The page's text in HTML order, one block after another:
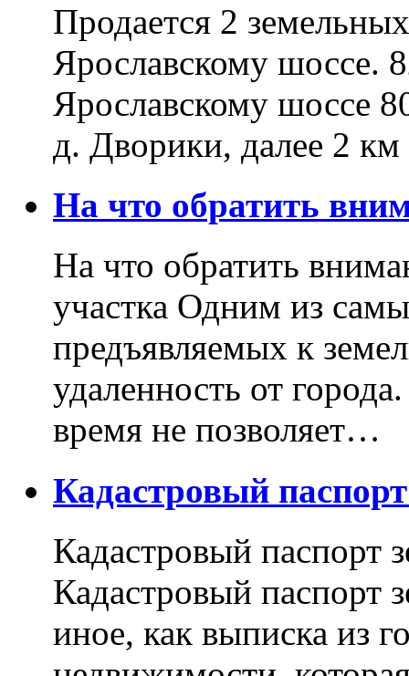
Продается 2
Ярославскому
Ярославскому шоссе
д. Дворики, далее 2
На что обратить
На что обратить
участка Одним из
предъявляемых к
удаленность от
время не позволяет…
Кадастровый
Кадастровый паспорт
Кадастровый паспорт
иное, как выписка из